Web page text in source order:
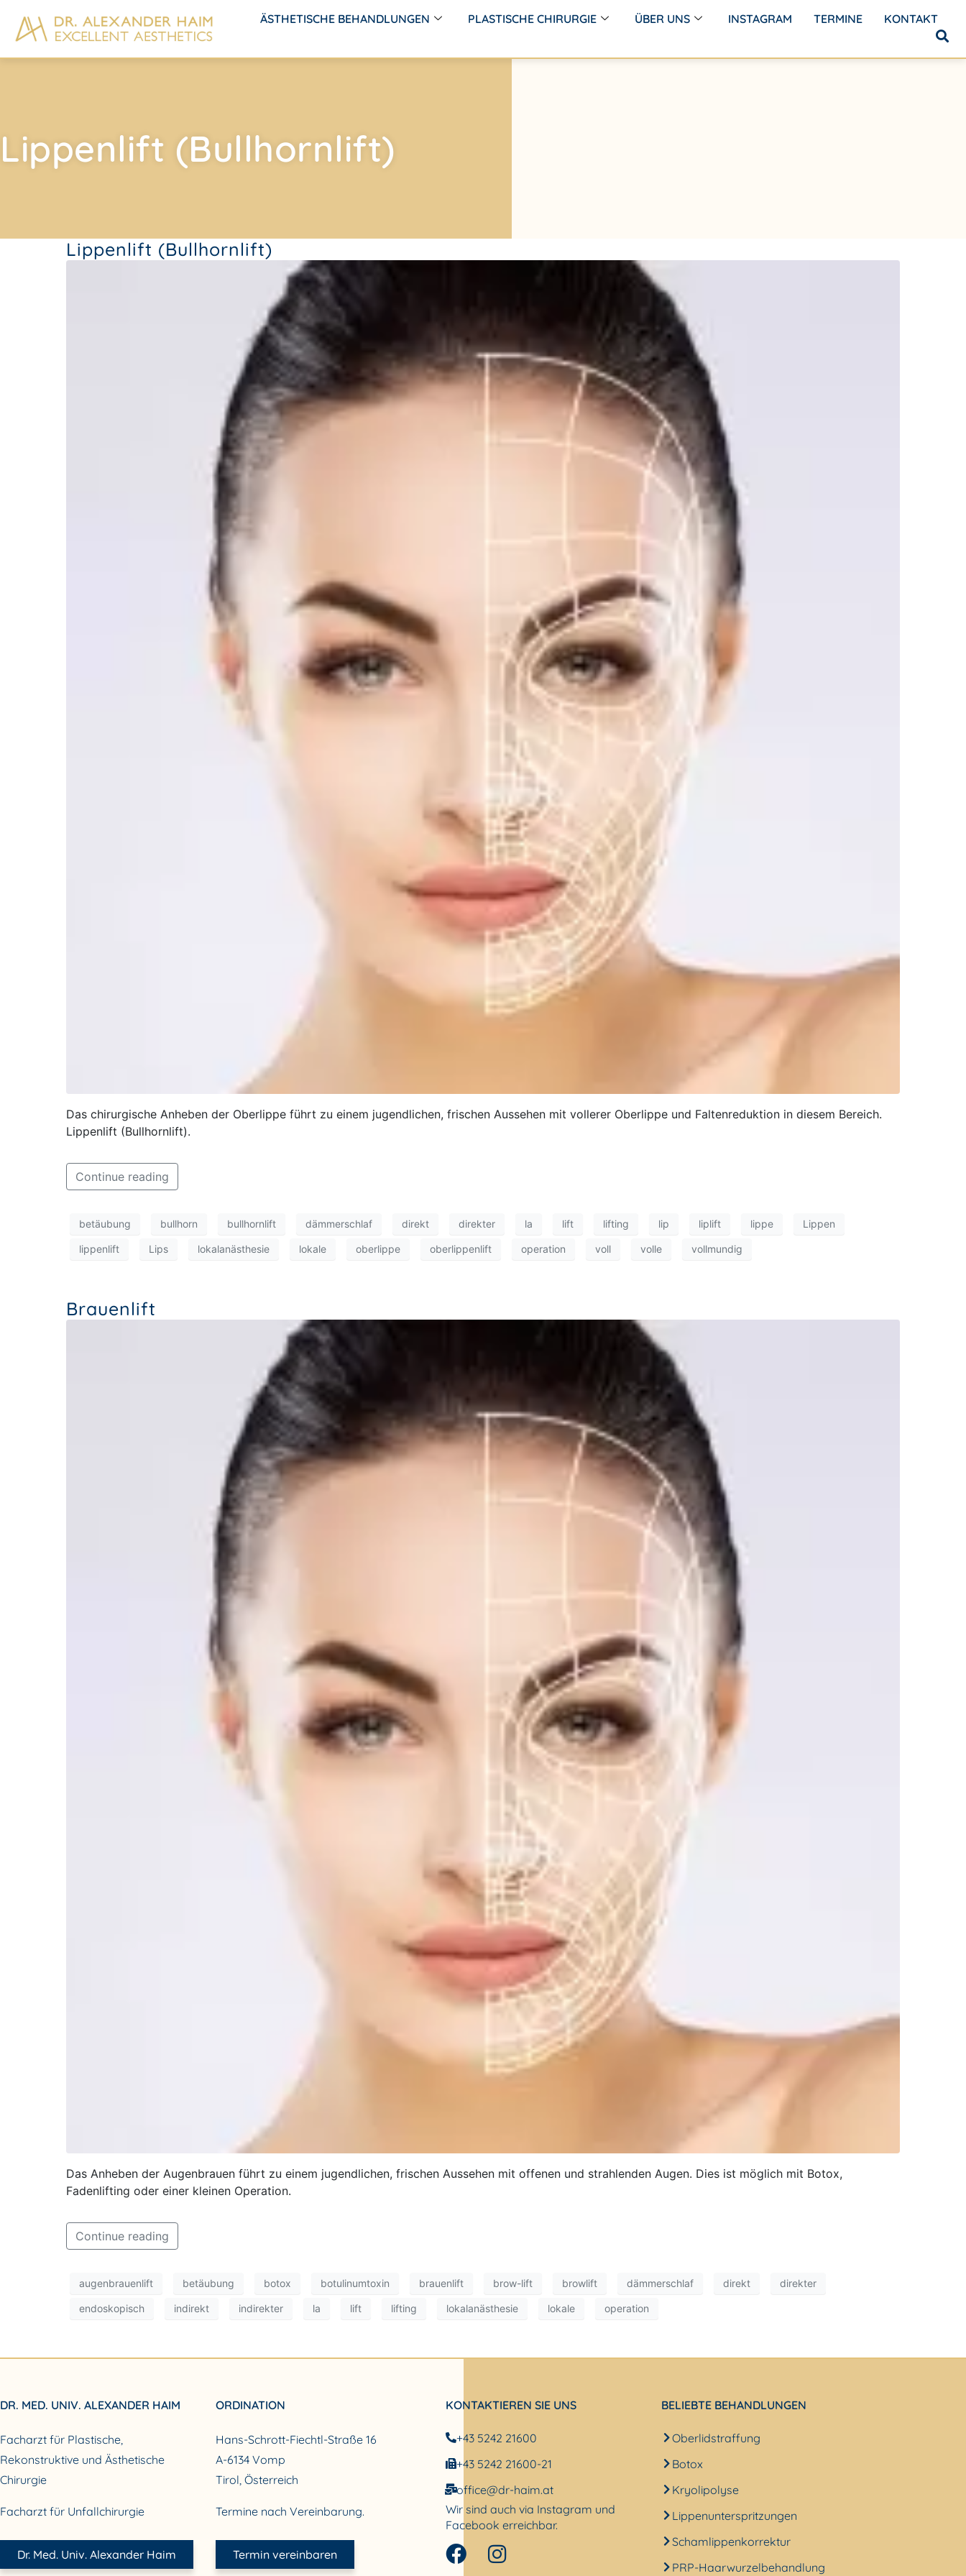
ÄSTHETISCHE BEHANDLUNGEN PLASTISCHE CHIRURGIE ÜBER UNS INSTAGRAM TERMINE KONTAKT
Lippenlift (Bullhornlift)
Lippenlift (Bullhornlift)
Das chirurgische Anheben der Oberlippe führt zu einem jugendlichen, frischen Aussehen mit vollerer Oberlippe und Faltenreduktion in diesem Bereich.
Lippenlift (Bullhornlift).
Continue reading
betäubung bullhorn bullhornlift dämmerschlaf direkt direkter la lift lifting lip liplift lippe Lippen
lippenlift Lips lokalanästhesie lokale oberlippe oberlippenlift operation voll volle vollmundig
Brauenlift
Das Anheben der Augenbrauen führt zu einem jugendlichen, frischen Aussehen mit offenen und strahlenden Augen. Dies ist möglich mit Botox,
Fadenlifting oder einer kleinen Operation.
Continue reading
augenbrauenlift betäubung botox botulinumtoxin brauenlift brow-lift browlift dämmerschlaf direkt direkter
endoskopisch indirekt indirekter la lift lifting lokalanästhesie lokale operation
DR. MED. UNIV. ALEXANDER HAIM
Facharzt für Plastische,
Rekonstruktive und Ästhetische
Chirurgie
Facharzt für Unfallchirurgie
Dr. Med. Univ. Alexander Haim
ORDINATION
Hans-Schrott-Fiechtl-Straße 16
A-6134 Vomp
Tirol, Österreich
Termine nach Vereinbarung.
Termin vereinbaren
KONTAKTIEREN SIE UNS
+43 5242 21600
+43 5242 21600-21
office@dr-haim.at
Wir sind auch via Instagram und
Facebook erreichbar.
BELIEBTE BEHANDLUNGEN
Oberlidstraffung
Botox
Kryolipolyse
Lippenunterspritzungen
Schamlippenkorrektur
PRP-Haarwurzelbehandlung